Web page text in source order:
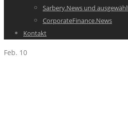
Sarbery.News und
CorporateFinance.News
Kontakt
Feb. 10